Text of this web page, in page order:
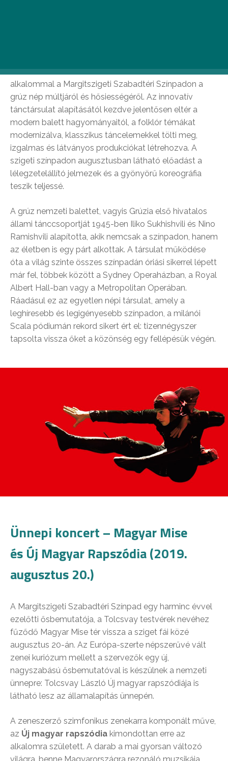
klasszikus táncokat ötvöző műsort mutat be első
alkalommal a Margitszigeti Szabadtéri Színpadon a
grúz nép múltjáról és hősiességéről. Az innovatív
tánctársulat alapításától kezdve jelentősen eltér a
modern balett hagyományaitól, a folklór témákat
modernizálva, klasszikus táncelemekkel tölti meg,
izgalmas és látványos produkciókat létrehozva. A
szigeti színpadon augusztusban látható előadást a
lélegzetelállító jelmezek és a gyönyörű koreográfia
teszik teljessé.
A grúz nemzeti balettet, vagyis Grúzia első hivatalos
állami tánccsoportját 1945-ben Iliko Sukhishvili és Nino
Ramishvili alapította, akik nemcsak a színpadon, hanem
az életben is egy párt alkottak. A társulat működése
óta a világ szinte összes színpadán óriási sikerrel lépett
már fel, többek között a Sydney Operaházban, a Royal
Albert Hall-ban vagy a Metropolitan Operában.
Ráadásul ez az egyetlen népi társulat, amely a
leghíresebb és legigényesebb színpadon, a milánói
Scala pódiumán rekord sikert ért el: tizennégyszer
tapsolta vissza őket a közönség egy fellépésük végén.
Ünnepi koncert – Magyar Mise
és Új Magyar Rapszódia (2019.
augusztus 20.)
A Margitszigeti Szabadtéri Színpad egy harminc évvel
ezelőtti ősbemutatója, a Tolcsvay testvérek nevéhez
fűződő Magyar Mise tér vissza a sziget fái közé
augusztus 20-án. Az Európa-szerte népszerűvé vált
zenei kuriózum mellett a szervezők egy új,
nagyszabású ősbemutatóval is készülnek a nemzeti
ünnepre: Tolcsvay László Új magyar rapszódiája is
látható lesz az államalapítás ünnepén.
A zeneszerző szimfonikus zenekarra komponált műve,
az Új magyar rapszódia kimondottan erre az
alkalomra született. A darab a mai gyorsan változó